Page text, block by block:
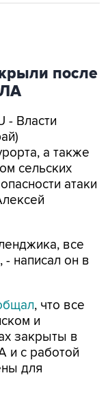
после
- Власти
а также
сельских
атаки
все
написал он в
, что все
и
закрыты в
и с работой
для